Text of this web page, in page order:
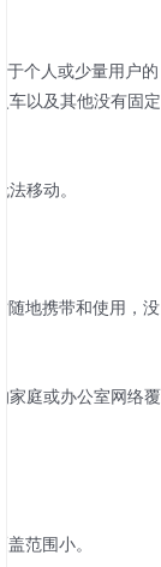
于个人或少量用户的
车以及其他没有固定
移动。
随地携带和使用，没
家庭或办公室网络覆
范围小。